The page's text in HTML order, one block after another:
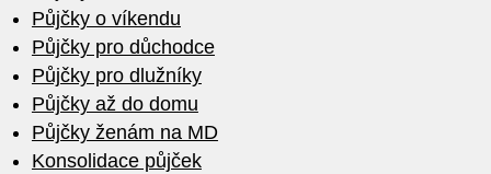
Půjčky o víkendu
Půjčky pro důchodce
Půjčky pro dlužníky
Půjčky až do domu
Půjčky ženám na MD
Konsolidace půjček